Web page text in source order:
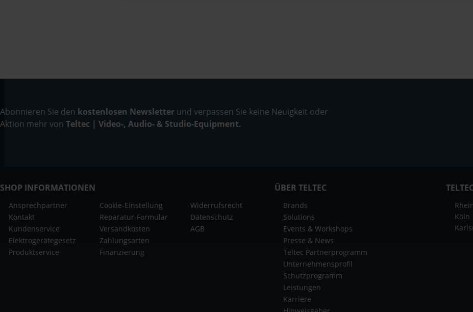
Abonnieren Sie den kostenlosen Newsletter und verpassen Sie keine Neuigkeit oder
Aktion mehr von Teltec | Video-, Audio- & Studio-Equipment.
SHOP INFORMATIONEN
Ansprechpartner
Kontakt
Kundenservice
Elektrogerätegesetz
Produktservice
Cookie-Einstellung
Reparatur-Formular
Versandkosten
Zahlungsarten
Finanzierung
Widerrufsrecht
Datenschutz
AGB
ÜBER TELTEC
Brands
Solutions
Events & Workshops
Presse & News
Teltec Partnerprogramm
Unternehmensprofil
Schutzprogramm
Leistungen
Karriere
Köln